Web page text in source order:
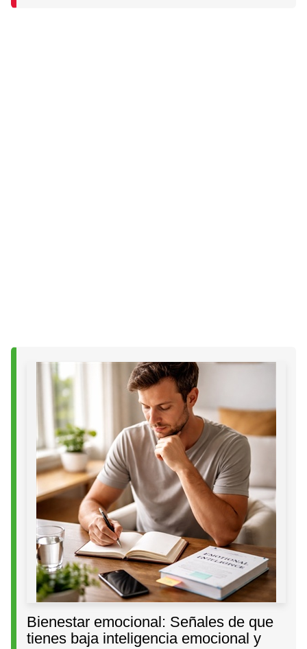
Bienestar emocional: Señales de que
tienes baja inteligencia emocional y